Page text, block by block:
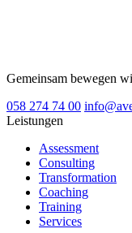
Gemeinsam bewegen
058 274 74 00
Leistungen
Assessment
Consulting
Transformation
Coaching
Training
Services